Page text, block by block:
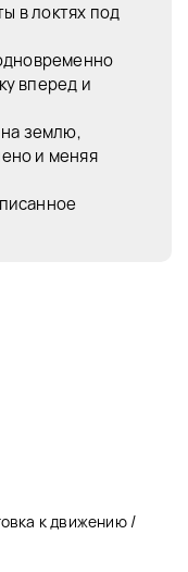
в локтях под
вперед и
землю,
и меняя
к движению /